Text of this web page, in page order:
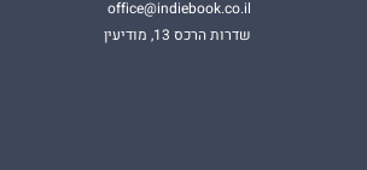
office@indiebook.co.il
שדרות הרכס 13, מודיעין